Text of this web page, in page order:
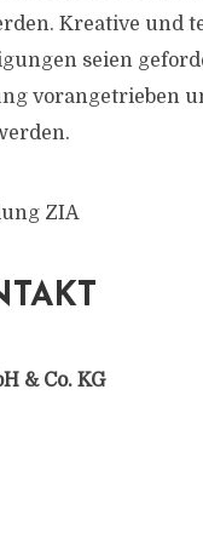
Kreative und
seien
vorangetrieben
ZIA
& Co. KG